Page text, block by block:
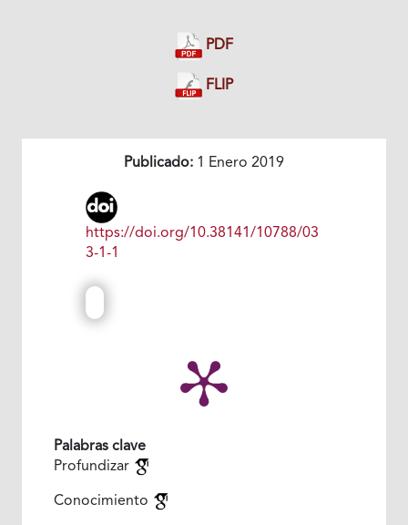
PDF
FLIP
Publicado: 1 Enero 2019
https://doi.org/10.38141/10788/03
3-1-1
Palabras clave
Profundizar
Conocimiento